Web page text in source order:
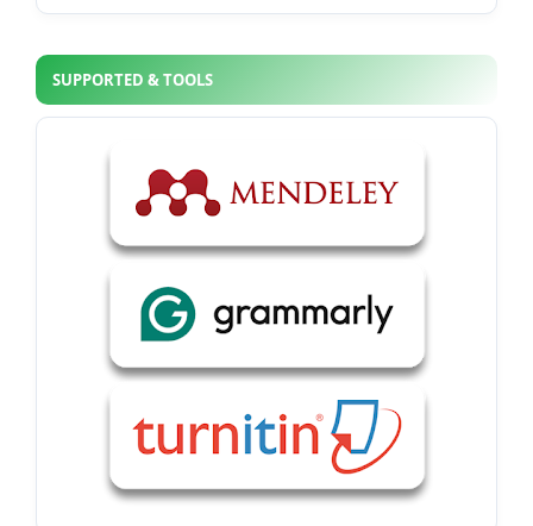
SUPPORTED & TOOLS